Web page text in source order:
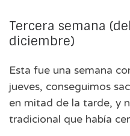
Tercera semana
diciembre)
Esta fue una semana
jueves, conseguimos
en mitad de la tarde, y
tradicional que había